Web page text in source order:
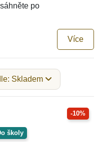
po
Více
Skladem
-10%
školy